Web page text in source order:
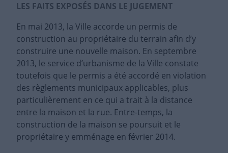
LES FAITS EXPOSÉS DANS LE JUGEMENT
En mai 2013, la Ville accorde un permis de
construction au propriétaire du terrain afin d’y
construire une nouvelle maison. En septembre
2013, le service d’urbanisme de la Ville constate
toutefois que le permis a été accordé en violation
des règlements municipaux applicables, plus
particulièrement en ce qui a trait à la distance
entre la maison et la rue. Entre-temps, la
construction de la maison se poursuit et le
propriétaire y emménage en février 2014.